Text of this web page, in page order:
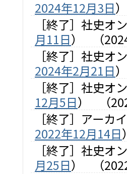
2024年12月3日）
［終了］社史オ
月11日）
（
［終了］社史オ
2024年2月21日）
［終了］社史オ
12月5日）
（
［終了］アーカ
2022年12月14日）
［終了］社史オ
月25日） （